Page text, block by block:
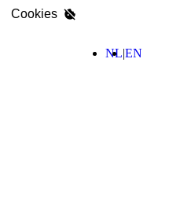
Cookies
zoekenNL EN